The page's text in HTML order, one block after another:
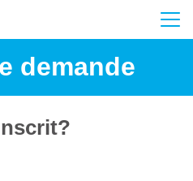
demande
de passe